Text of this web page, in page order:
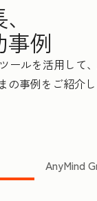
事例
ールを活用して
の事例をご紹介し
AnyMind